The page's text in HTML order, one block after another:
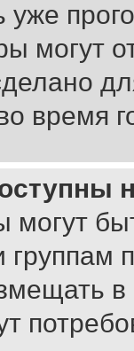
уже
могут
время
группам